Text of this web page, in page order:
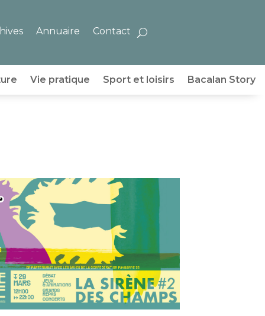
Annuaire Contact
Vie pratique Sport et loisirs Bacalan Story
Office 365 Outlook Live